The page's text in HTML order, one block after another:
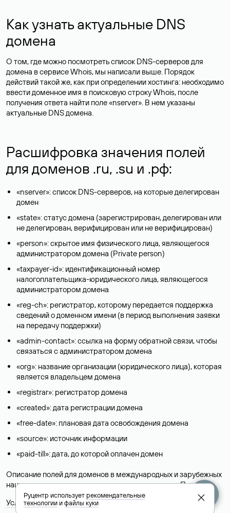
Как узнать актуальные DNS
домена
О том, где можно посмотреть список DNS-серверов для
домена в сервисе Whois, мы написали выше. Порядок
действий такой же, как при определении хостинга: необходимо
ввести доменное имя в поисковую строку Whois, после
получения ответа найти поле «nserver». В нем указаны
актуальные DNS домена.
Расшифровка значения полей
для доменов .ru, .su и .рф:
«nserver»: список DNS-серверов, на которые делегирован
домен
«state»: статус домена (зарегистрирован, делегирован или
не делегирован, верифицирован или не верифицирован)
«person»: скрытое имя физического лица, являющегося
администратором домена (Privatе person)
«taxpayer-id»: идентификационный номер
налогоплательщика-юридического лица, являющегося
администратором домена
«reg-ch»: регистратор, которому передается поддержка
сведений о доменном имени (в период выполнения заявки
на передачу поддержки)
«admin-contact»: ссылка на форму обратной связи, чтобы
связаться с администратором домена
«org»: название организации (юридического лица), которая
является владельцем домена
«registrar»: регистратор домена
«created»: дата регистрации домена
«free-date»: плановая дата освобождения домена
«source»: источник информации
«paid-till»: дата, до которой оплачен домен
Описание полей для доменов в международных и зарубежных
национальных доменах представлены в разделе «Помощь».
Условия использования Whois-сервиса
Руцентр используетрекомендательные
технологииифайлы куки